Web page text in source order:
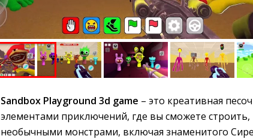
Sandbox Playground 3d game – это креативная
элементами приключений, где вы сможете строить,
необычными монстрами, включая знаменитого